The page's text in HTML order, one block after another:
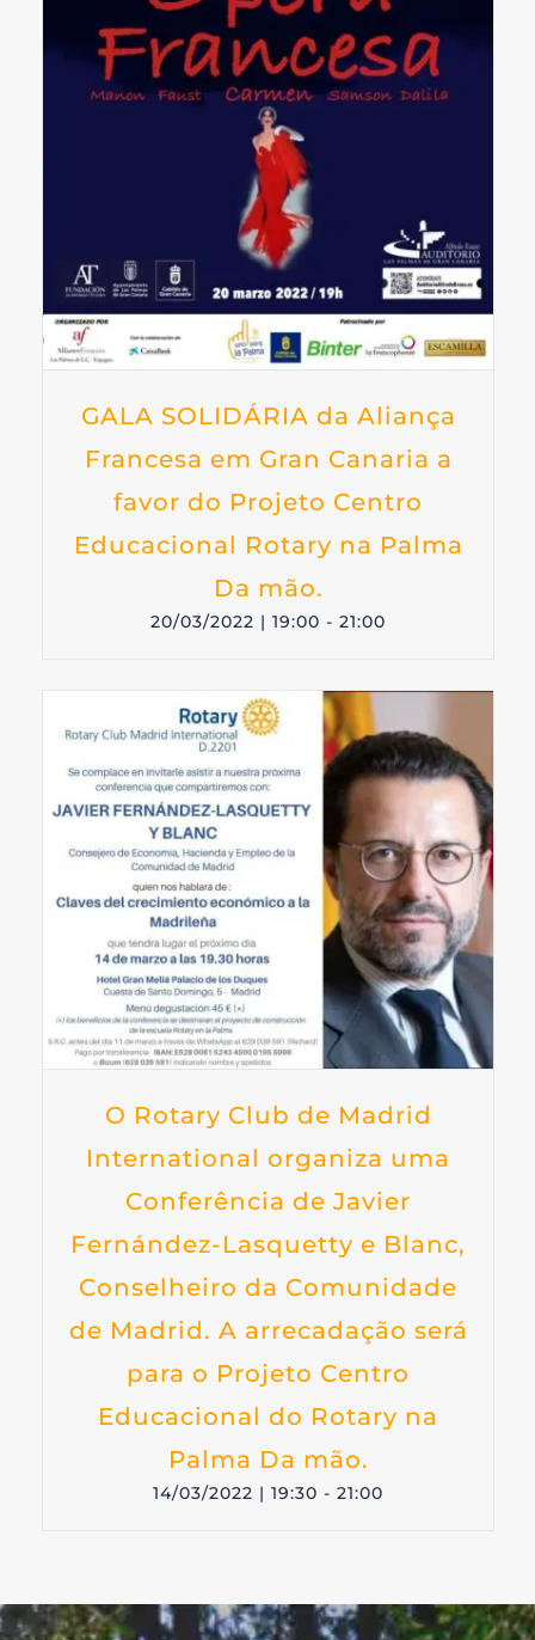
GALA SOLIDÁRIA da Aliança
Francesa em Gran Canaria a
favor do Projeto Centro
Educacional Rotary na Palma
Da mão.
20/03/2022 | 19:00 - 21:00
O Rotary Club de Madrid
International organiza uma
Conferência de Javier
Fernández-Lasquetty e Blanc,
Conselheiro da Comunidade
de Madrid. A arrecadação será
para o Projeto Centro
Educacional do Rotary na
Palma Da mão.
14/03/2022 | 19:30 - 21:00